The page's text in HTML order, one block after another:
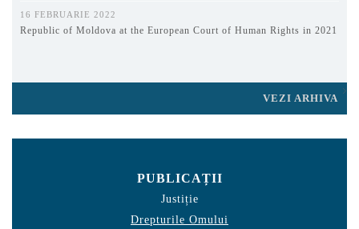
16 FEBRUARIE 2022
Republic of Moldova at the European Court of Human Rights in 2021
VEZI ARHIVA
PUBLICAȚII
Justiție
Drepturile Omului